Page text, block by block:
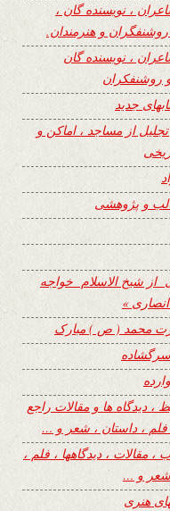
، نویسنده گان ،
روشنفگران و هنرمندان.
، نویسنده گان
روشنفکران
جدید
از مساجد ، اماکن و
و پژوهشی
از شیخ الاسلام خواجه
انصاری »
محمد ( ص ) مبارک
، دیدگاه ها و مقالات راجع
فلم ، داستان ، شعر و …
، مقالات ، دیدگاهها ، فلم ،
شعر و …
هنری